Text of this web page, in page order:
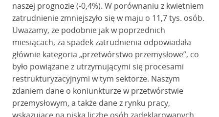
naszej prognozie (-0,4%). W porównaniu z kwietniem
zatrudnienie zmniejszyło się w maju o 11,7 tys. osób.
Uważamy, że podobnie jak w poprzednich
miesiącach, za spadek zatrudnienia odpowiadała
głównie kategoria „przetwórstwo przemysłowe”, co
było powiązane z utrzymującymi się procesami
restrukturyzacyjnymi w tym sektorze. Naszym
zdaniem dane o koniunkturze w przetwórstwie
przemysłowym, a także dane z rynku pracy,